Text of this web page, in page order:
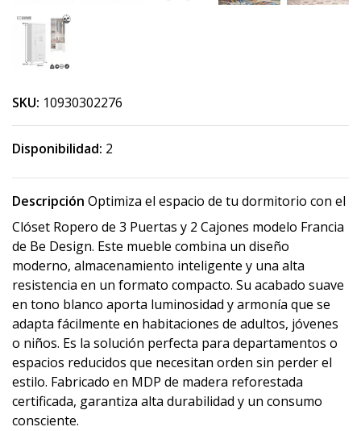
SKU: 10930302276
Disponibilidad: 2
Descripción Optimiza el espacio de tu dormitorio con el
Clóset Ropero de 3 Puertas y 2 Cajones modelo Francia
de Be Design. Este mueble combina un diseño
moderno, almacenamiento inteligente y una alta
resistencia en un formato compacto. Su acabado suave
en tono blanco aporta luminosidad y armonía que se
adapta fácilmente en habitaciones de adultos, jóvenes
o niños. Es la solución perfecta para departamentos o
espacios reducidos que necesitan orden sin perder el
estilo. Fabricado en MDP de madera reforestada
certificada, garantiza alta durabilidad y un consumo
consciente.